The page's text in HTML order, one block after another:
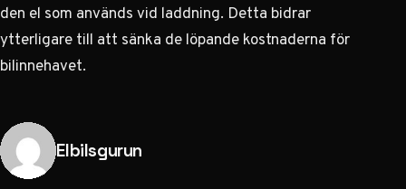
den el som används vid laddning. Detta bidrar
ytterligare till att sänka de löpande kostnaderna för
bilinnehavet.
Publicerad av
Elbilsgurun